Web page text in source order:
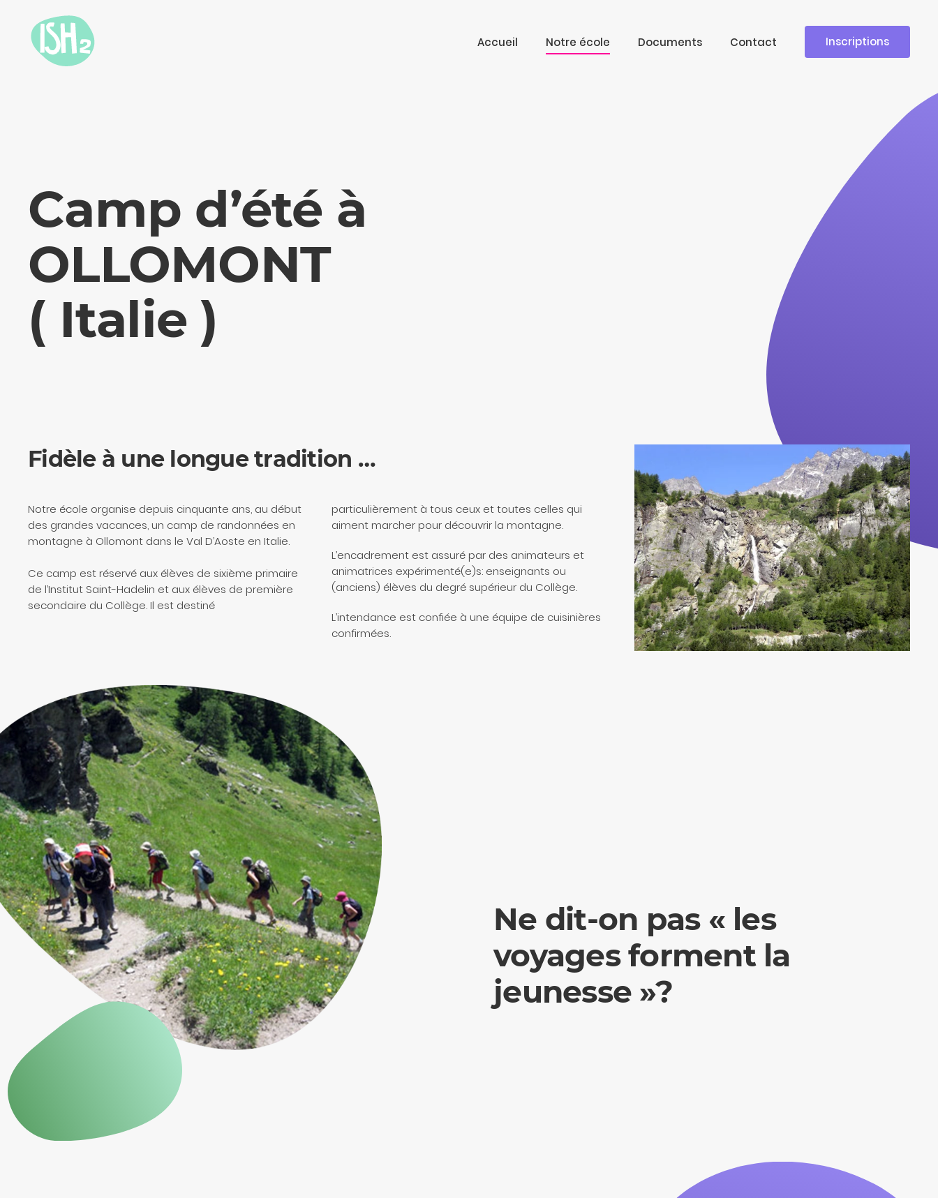
Accueil Notre école Documents Contact Inscriptions
Camp d’été à
OLLOMONT
( Italie )
Fidèle à une longue tradition …
Notre école organise depuis cinquante ans, au début
des grandes vacances, un camp de randonnées en
montagne à Ollomont dans le Val D’Aoste en Italie.
Ce camp est réservé aux élèves de sixième primaire
de l’Institut Saint-Hadelin et aux élèves de première
secondaire du Collège. Il est destiné
particulièrement à tous ceux et toutes celles qui
aiment marcher pour découvrir la montagne.
L’encadrement est assuré par des animateurs et
animatrices expérimenté(e)s: enseignants ou
(anciens) élèves du degré supérieur du Collège.
L’intendance est confiée à une équipe de cuisinières
confirmées.
Ne dit-on pas « les
voyages forment la
jeunesse »?